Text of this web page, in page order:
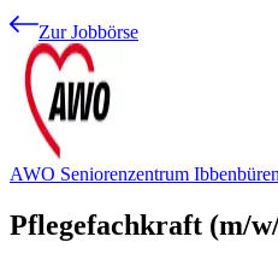
Zur Jobbörse
AWO Seniorenzentrum
Pflegefachkraft (m/